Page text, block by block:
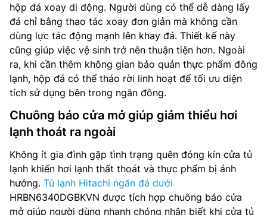
hộp đá xoay di động. Người dùng có thể dễ dàng lấy
đá chỉ bằng thao tác xoay đơn giản mà không cần
dùng lực tác động mạnh lên khay đá. Thiết kế này
cũng giúp việc vệ sinh trở nên thuận tiện hơn. Ngoài
ra, khi cần thêm không gian bảo quản thực phẩm đông
lạnh, hộp đá có thể tháo rời linh hoạt để tối ưu diện
tích sử dụng bên trong ngăn đông.
Chuông báo cửa mở giúp giảm thiểu hơi
lạnh thoát ra ngoài
Không ít gia đình gặp tình trạng quên đóng kín cửa tủ
lạnh khiến hơi lạnh thất thoát và thực phẩm bị ảnh
hưởng. Tủ lạnh Hitachi ngăn đá dưới
HRBN6340DGBKVN được tích hợp chuông báo cửa
mở giúp người dùng nhanh chóng nhận biết khi cửa tủ